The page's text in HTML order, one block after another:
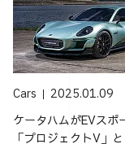
Cars 2025.01.09
ケータハムがEVスポ
「プロジェクトV」